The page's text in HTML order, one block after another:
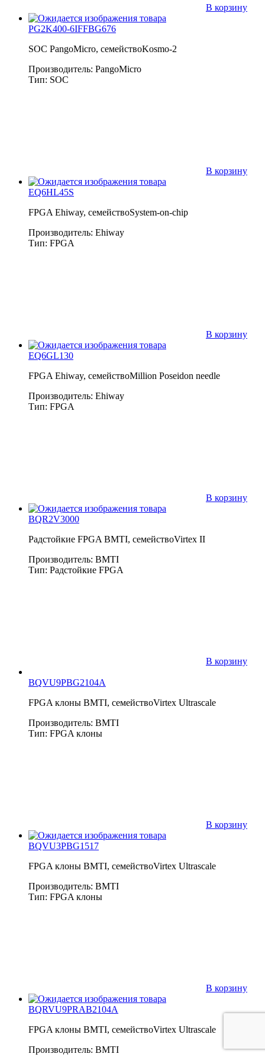
В корзину
PG2K400-6IFFBG676
SOC PangoMicro, семействоKosmo-2
Производитель: PangoMicro
Тип: SOC
В корзину
EQ6HL45S
FPGA Ehiway, семействоSystem-on-chip
Производитель: Ehiway
Тип: FPGA
В корзину
EQ6GL130
FPGA Ehiway, семействоMillion Poseidon needle
Производитель: Ehiway
Тип: FPGA
В корзину
BQR2V3000
Радстойкие FPGA BMTI, семействоVirtex II
Производитель: BMTI
Тип: Радстойкие FPGA
В корзину
BQVU9PBG2104A
FPGA клоны BMTI, семействоVirtex Ultrascale
Производитель: BMTI
Тип: FPGA клоны
В корзину
BQVU3PBG1517
FPGA клоны BMTI, семействоVirtex Ultrascale
Производитель: BMTI
Тип: FPGA клоны
В корзину
BQRVU9PRAB2104A
FPGA клоны BMTI, семействоVirtex Ultrascale
Производитель: BMTI